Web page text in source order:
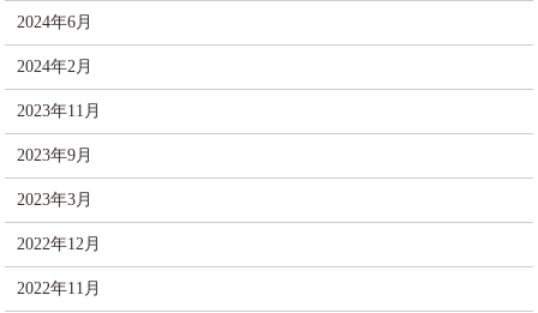
2024年6月
2024年2月
2023年11月
2023年9月
2023年3月
2022年12月
2022年11月